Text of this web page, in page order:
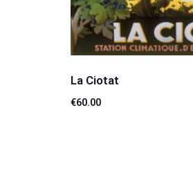
La Ciotat
€60.00